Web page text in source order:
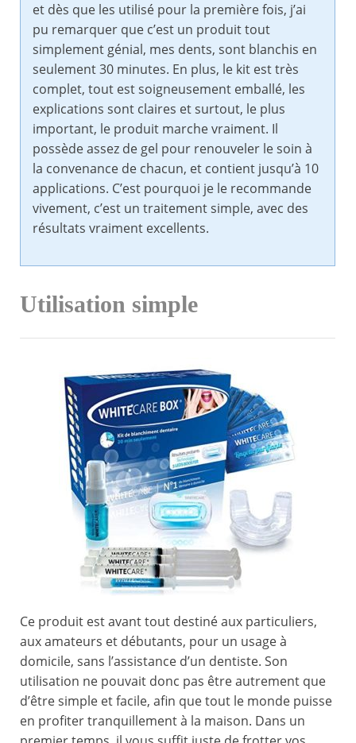
et dès que les utilisé pour la première fois, j’ai
pu remarquer que c’est un produit tout
simplement génial, mes dents, sont blanchis en
seulement 30 minutes. En plus, le kit est très
complet, tout est soigneusement emballé, les
explications sont claires et surtout, le plus
important, le produit marche vraiment. Il
possède assez de gel pour renouveler le soin à
la convenance de chacun, et contient jusqu’à 10
applications. C’est pourquoi je le recommande
vivement, c’est un traitement simple, avec des
résultats vraiment excellents.
Utilisation simple
Ce produit est avant tout destiné aux particuliers,
aux amateurs et débutants, pour un usage à
domicile, sans l’assistance d’un dentiste. Son
utilisation ne pouvait donc pas être autrement que
d’être simple et facile, afin que tout le monde puisse
en profiter tranquillement à la maison. Dans un